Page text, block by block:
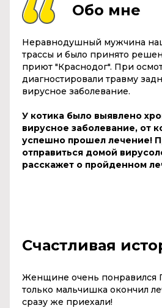
Обо мне
Неравнодушный мужчина
трассы и было принято
приют "Краснодог". При
диагностировали травму
вирусное заболевание.
У котика было выявлено
вирусное заболевание, от
успешно прошел лечение!
отправиться домой
расскажет о пройденном
Счастливая
Женщине очень понравился
только мальчишка окончил
сразу же приехали!